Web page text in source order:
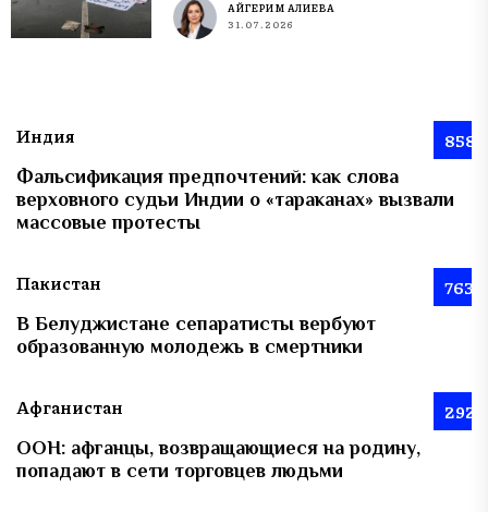
АЙГЕРИМ АЛИЕВА
31.07.2026
Индия 858
Фальсификация предпочтений: как слова
верховного судьи Индии о «тараканах» вызвали
массовые протесты
Пакистан 763
В Белуджистане сепаратисты вербуют
образованную молодежь в смертники
Афганистан 292
ООН: афганцы, возвращающиеся на родину,
попадают в сети торговцев людьми